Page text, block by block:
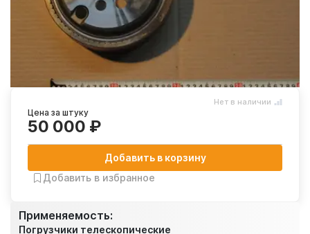
Применяемость:
Погрузчики телескопические
Нет в наличии
Цена за штуку
50 000 ₽
Добавить в корзину
Добавить в избранное